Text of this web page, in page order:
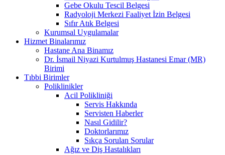
Gebe Okulu Tescil Belgesi
Radyoloji Merkezi Faaliyet İzin Belgesi
Sıfır Atık Belgesi
Kurumsal Uygulamalar
Hizmet Binalarımız
Hastane Ana Binamız
Dr. İsmail Niyazi Kurtulmuş Hastanesi Emar (MR)
Birimi
Tıbbi Birimler
Poliklinikler
Acil Polikliniği
Servis Hakkında
Servisten Haberler
Nasıl Gidilir?
Doktorlarımız
Sıkça Sorulan Sorular
Ağız ve Diş Hastalıkları